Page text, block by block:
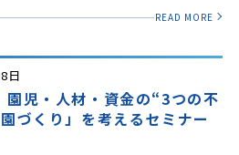
READ MORE
日
園児・人材・資金の“3つの不
づくり」を考えるセミナー